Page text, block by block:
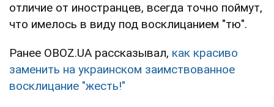
отличие от иностранцев, всегда точно поймут,
что имелось в виду под восклицанием "тю".
Ранее OBOZ.UA рассказывал, как красиво
заменить на украинском заимствованное
восклицание "жесть!"